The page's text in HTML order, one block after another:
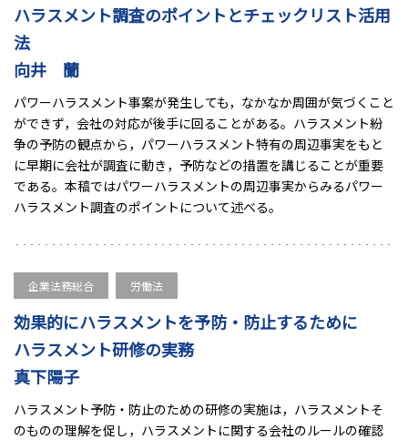
ハラスメント調査のポイントとチェックリスト活用
法
向井 蘭
パワーハラスメント事案が発生しても，なかなか周囲が気づくこと
ができず，会社の対応が後手に回ることがある。ハラスメント紛
争の予防の観点から，パワーハラスメント特有の周辺事実をもと
に早期に会社が調査に動き，予防などの措置を講じることが重要
である。本稿ではパワーハラスメントの周辺事実からみるパワー
ハラスメント調査のポイントについて述べる。
企業法務総合 労働法
効果的にハラスメントを予防・防止するために
ハラスメント研修の実務
真下陽子
ハラスメント予防・防止のための研修の実施は，ハラスメントそ
のものの理解を促し，ハラスメントに関する会社のルールの確認